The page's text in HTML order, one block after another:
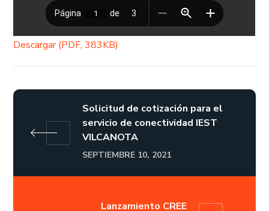
Descargar (PDF, 383KB)
Solicitud de cotización para el
servicio de conectividad IEST
VILCANOTA
SEPTIEMBRE 10, 2021
Lanzamiento CREE